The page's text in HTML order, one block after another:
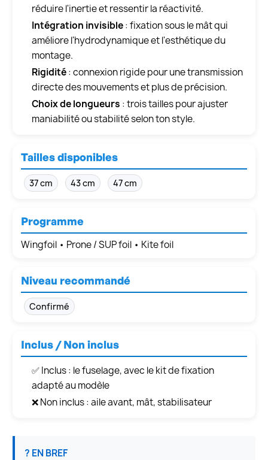
réduire l'inertie et ressentir la réactivité.
Intégration invisible: fixation sous le mât qui
améliore l'hydrodynamique et l'esthétique du
montage.
Rigidité: connexion rigide pour une transmission
directe des mouvements et plus de précision.
Choix de longueurs : trois tailles pour ajuster
maniabilité ou stabilité selon ton style.
Tailles disponibles
37 cm 43 cm 47 cm
Programme
Wingfoil • Prone / SUP foil • Kite foil
Niveau recommandé
Confirmé
Inclus / Non inclus
✅ Inclus : le fuselage, avec le kit de fixation
adapté au modèle
❌ Non inclus : aile avant, mât, stabilisateur
? EN BREF